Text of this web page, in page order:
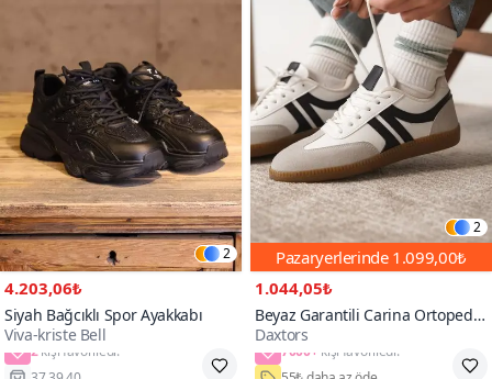
2
4.203,06₺
Siyah Bağcıklı Spor Ayakkabı
Viva-kriste Bell
2
37,39,40
2
Pazaryerlerinde 1.099,00₺
1.044,05₺
Beyaz Garantili Carina Ortopedik
Sneaker Spor Ayakkabı
Daxtors
7000+
55₺ daha az öde